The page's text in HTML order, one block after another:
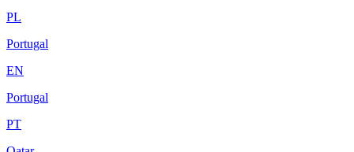
PL
Portugal
EN
Portugal
PT